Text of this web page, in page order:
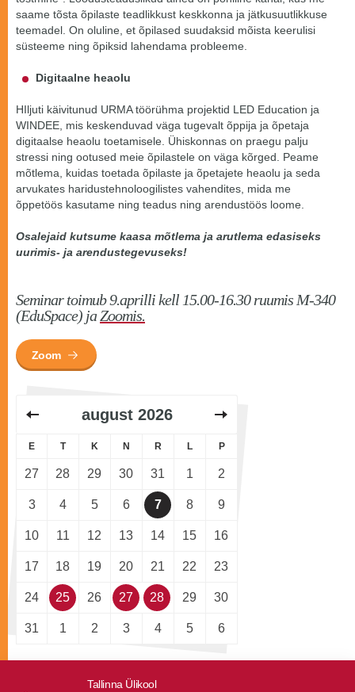
august 2026
E T K N R L P
27 28 29 30 31 1 2
3 4 5 6 7 8 9
10 11 12 13 14 15 16
17 18 19 20 21 22 23
24 25 26 27 28 29 30
31 1 2 3 4 5 6
saame tõsta õpilaste teadlikkust keskkonna ja jätkusuutlikkuse
teemadel. On oluline, et õpilased suudaksid mõista keerulisi
süsteeme ning õpiksid lahendama probleeme.
Digitaalne heaolu
HIljuti käivitunud URMA töörühma projektid LED Education ja
WINDEE, mis keskenduvad väga tugevalt õppija ja õpetaja
digitaalse heaolu toetamisele. Ühiskonnas on praegu palju
stressi ning ootused meie õpilastele on väga kõrged. Peame
mõtlema, kuidas toetada õpilaste ja õpetajete heaolu ja seda
arvukates haridustehnoloogilistes vahendites, mida me
õppetöös kasutame ning teadus ning arendustöös loome.
Osalejaid kutsume kaasa mõtlema ja arutlema edasiseks
uurimis- ja arendustegevuseks!
Seminar toimub 9.aprilli kell 15.00-16.30 ruumis M-340
(EduSpace) jaZoomis.
Zoom
Tallinna Ülikool